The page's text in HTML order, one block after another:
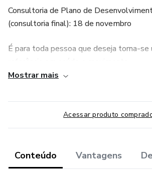
Consultoria de Plano de
(consultoria final): 18 de novembro
É para toda pessoa que deseja torna-se
somática que visa através da
combinado com condução verbal, para
entre o corpo e o sistema nervoso. O
do indivíduo e a busca pela homeostase.
Mostrar mais
Acessar produto
Conteúdo Vantagens